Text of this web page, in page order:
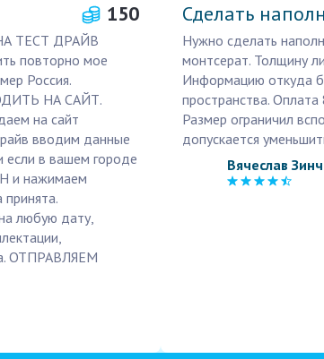
150
ТЕСТ ДРАЙВ
повторно мое
Россия.
НА САЙТ.
на сайт
вводим данные
в вашем городе
и нажимаем
любую дату,
ОТПРАВЛЯЕМ
Сделать
Нужно сделать
монтсерат. Толщину
Информацию откуда
пространства.
Размер ограничил
допускается
Вячеслав